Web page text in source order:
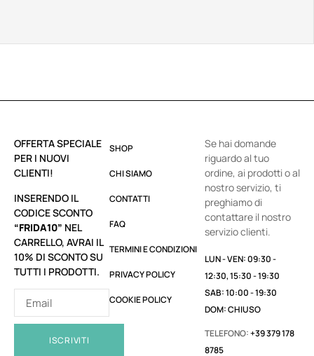
OFFERTA SPECIALE
PER I NUOVI
CLIENTI!
INSERENDO IL
CODICE SCONTO
“FRIDA10” NEL
CARRELLO, AVRAI IL
10% DI SCONTO SU
TUTTI I PRODOTTI.
ISCRIVITI
SHOP
CHI SIAMO
CONTATTI
FAQ
TERMINI E CONDIZIONI
PRIVACY POLICY
COOKIE POLICY
Se hai domande
riguardo al tuo
ordine, ai prodotti o al
nostro servizio, ti
preghiamo di
contattare il nostro
servizio clienti.
LUN - VEN: 09:30 -
12:30, 15:30 - 19:30
SAB: 10:00 - 19:30
DOM: CHIUSO
TELEFONO:+39 379 178
8785